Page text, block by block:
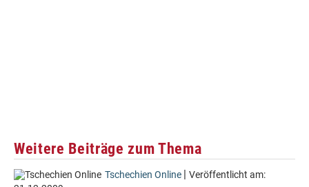
Weitere Beiträge zum Thema
Tschechien Online | Veröffentlicht am: